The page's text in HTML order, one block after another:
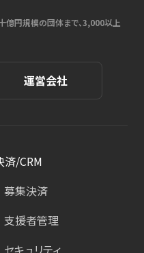
億円規模の団体まで、3,000以上
運営会社
済/CRM
募集決済
支援者管理
セキュリティ